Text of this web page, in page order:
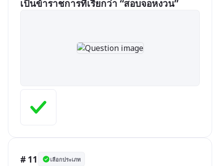
เป็นข้าราชการที่เรียกว่า “สอบจอหงวน”
# 11 เลือกประเภท